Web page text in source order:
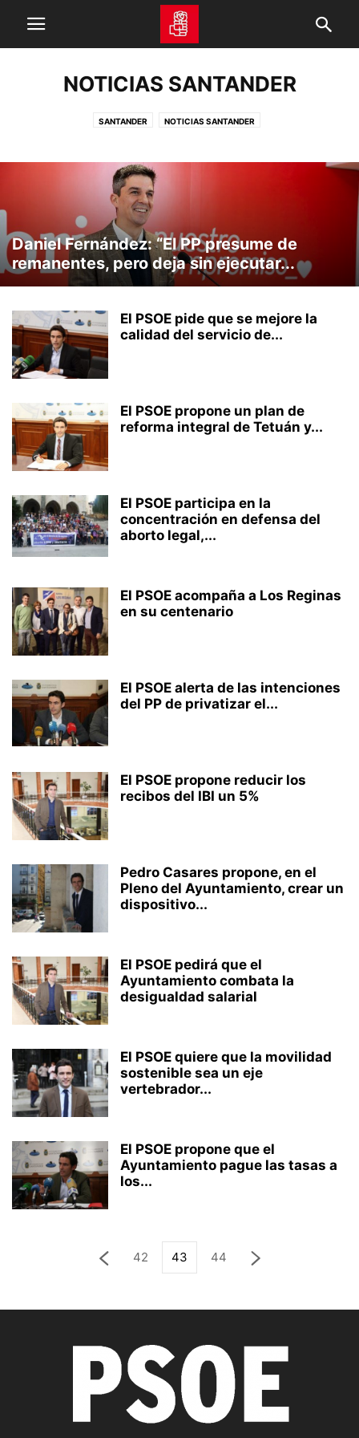
NOTICIAS SANTANDER
SANTANDER NOTICIAS SANTANDER
Daniel Fernández: “El PP presume de
remanentes, pero deja sin ejecutar...
El PSOE pide que se mejore la
calidad del servicio de...
El PSOE propone un plan de
reforma integral de Tetuán y...
El PSOE participa en la
concentración en defensa del
aborto legal,...
El PSOE acompaña a Los Reginas
en su centenario
El PSOE alerta de las intenciones
del PP de privatizar el...
El PSOE propone reducir los
recibos del IBI un 5%
Pedro Casares propone, en el
Pleno del Ayuntamiento, crear un
dispositivo...
El PSOE pedirá que el
Ayuntamiento combata la
desigualdad salarial
El PSOE quiere que la movilidad
sostenible sea un eje
vertebrador...
El PSOE propone que el
Ayuntamiento pague las tasas a
los...
42 43 44